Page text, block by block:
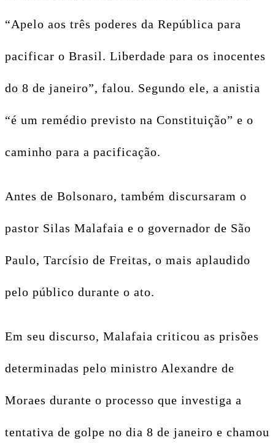
“Apelo aos três poderes da República para
pacificar o Brasil. Liberdade para os inocentes
do 8 de janeiro”, falou. Segundo ele, a anistia
“é um remédio previsto na Constituição” e o
caminho para a pacificação.
Antes de Bolsonaro, também discursaram o
pastor Silas Malafaia e o governador de São
Paulo, Tarcísio de Freitas, o mais aplaudido
pelo público durante o ato.
Em seu discurso, Malafaia criticou as prisões
determinadas pelo ministro Alexandre de
Moraes durante o processo que investiga a
tentativa de golpe no dia 8 de janeiro e chamou